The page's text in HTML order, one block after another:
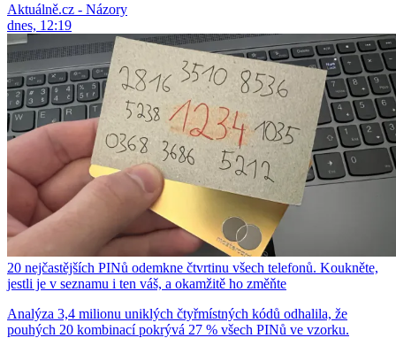
Aktuálně.cz - Názory
dnes, 12:19
20 nejčastějších PINů odemkne čtvrtinu všech telefonů. Koukněte,
jestli je v seznamu i ten váš, a okamžitě ho změňte
Analýza 3,4 milionu uniklých čtyřmístných kódů odhalila, že
pouhých 20 kombinací pokrývá 27 % všech PINů ve vzorku.